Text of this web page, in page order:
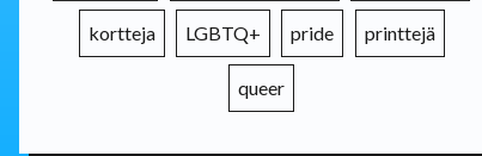
kortteja LGBTQ+ pride printtejä
queer